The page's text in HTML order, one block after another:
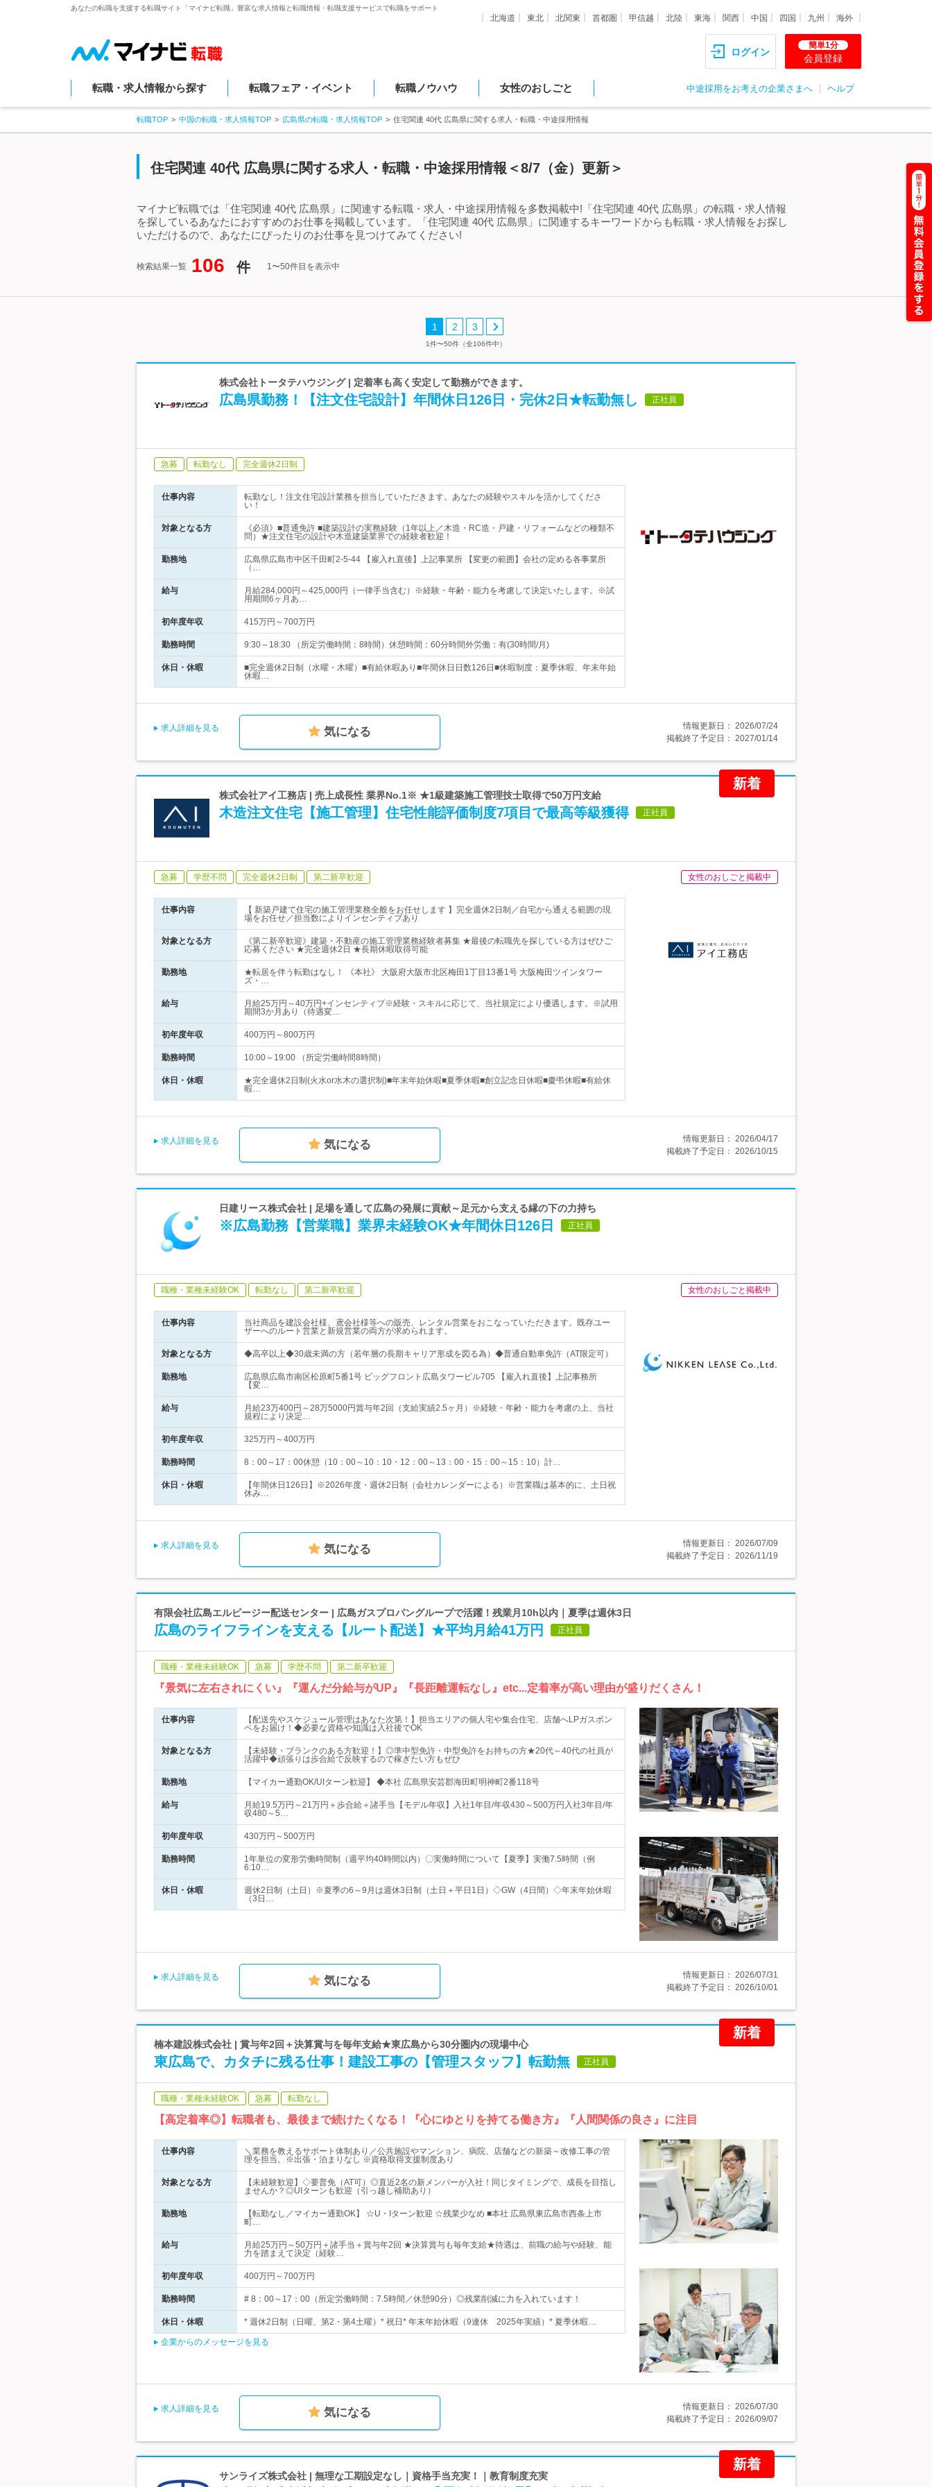
あなたの転職を支援する転職サイト「マイナビ転職」豊富な求人情報と転職情報・転職支援サービスで転職をサポート
北海道 東北 北関東 首都圏 甲信越 北陸 東海 関西 中国 四国 九州 海外
ログイン
簡単1分
会員登録
転職・求人情報から探す 転職フェア・イベント 転職ノウハウ 女性のおしごと 中途採用をお考えの企業さまへ ヘルプ
転職TOP 中国の転職・求人情報TOP 広島県の転職・求人情報TOP 住宅関連 40代 広島県に関する求人・転職・中途採用情報
住宅関連 40代 広島県に関する求人・転職・中途採用情報＜8/7（金）更新＞
マイナビ転職では「住宅関連 40代 広島県」に関連する転職・求人・中途採用情報を多数掲載中!「住宅関連 40代 広島県」の転職・求人情報
を探しているあなたにおすすめのお仕事を掲載しています。「住宅関連 40代 広島県」に関連するキーワードからも転職・求人情報をお探し
いただけるので、あなたにぴったりのお仕事を見つけてみてください!
検索結果一覧 106 件 1〜50件目を表示中
1 2 3
1件〜50件（全106件中）
株式会社トータテハウジング | 定着率も高く安定して勤務ができます。
広島県勤務！【注文住宅設計】年間休日126日・完休2日★転勤無し 正社員
急募 転勤なし 完全週休2日制
仕事内容
転勤なし！注文住宅設計業務を担当していただきます。あなたの経験やスキルを活かしてくださ
い！
対象となる方
《必須》■普通免許 ■建築設計の実務経験（1年以上／木造・RC造・戸建・リフォームなどの種類不
問）★注文住宅の設計や木造建築業界での経験者歓迎！
勤務地
広島県広島市中区千田町2-5-44 【雇入れ直後】上記事業所 【変更の範囲】会社の定める各事業所
（…
給与
月給284,000円～425,000円（一律手当含む）※経験・年齢・能力を考慮して決定いたします。※試
用期間6ヶ月あ…
初年度年収 415万円～700万円
勤務時間 9:30～18:30 （所定労働時間：8時間）休憩時間：60分時間外労働：有(30時間/月)
休日・休暇
■完全週休2日制（水曜・木曜）■有給休暇あり■年間休日日数126日■休暇制度：夏季休暇、年末年始
休暇…
求人詳細を見る 気になる 情報更新日： 2026/07/24
掲載終了予定日： 2027/01/14
新着
株式会社アイ工務店 | 売上成長性 業界No.1※ ★1級建築施工管理技士取得で50万円支給
木造注文住宅【施工管理】住宅性能評価制度7項目で最高等級獲得 正社員
急募 学歴不問 完全週休2日制 第二新卒歓迎 女性のおしごと掲載中
仕事内容
【 新築戸建て住宅の施工管理業務全般をお任せします 】完全週休2日制／自宅から通える範囲の現
場をお任せ／担当数によりインセンティブあり
対象となる方
《第二新卒歓迎》建築・不動産の施工管理業務経験者募集 ★最後の転職先を探している方はぜひご
応募ください ★完全週休2日 ★長期休暇取得可能
勤務地
★転居を伴う転勤はなし！ 《本社》 大阪府大阪市北区梅田1丁目13番1号 大阪梅田ツインタワー
ズ・…
給与
月給25万円～40万円+インセンティブ※経験・スキルに応じて、当社規定により優遇します。※試用
期間3か月あり（待遇変…
初年度年収 400万円～800万円
勤務時間 10:00～19:00 （所定労働時間8時間）
休日・休暇
★完全週休2日制(火水or水木の選択制)■年末年始休暇■夏季休暇■創立記念日休暇■慶弔休暇■有給休
暇…
求人詳細を見る 気になる 情報更新日： 2026/04/17
掲載終了予定日： 2026/10/15
日建リース株式会社 | 足場を通して広島の発展に貢献～足元から支える縁の下の力持ち
※広島勤務【営業職】業界未経験OK★年間休日126日 正社員
職種・業種未経験OK 転勤なし 第二新卒歓迎 女性のおしごと掲載中
仕事内容
当社商品を建設会社様、鳶会社様等への販売、レンタル営業をおこなっていただきます。既存ユー
ザーへのルート営業と新規営業の両方が求められます。
対象となる方 ◆高卒以上◆30歳未満の方（若年層の長期キャリア形成を図る為）◆普通自動車免許（AT限定可）
勤務地
広島県広島市南区松原町5番1号 ビッグフロント広島タワービル705 【雇入れ直後】上記事務所
【変…
給与
月給23万400円～28万5000円賞与年2回（支給実績2.5ヶ月）※経験・年齢・能力を考慮の上、当社
規程により決定…
初年度年収 325万円～400万円
勤務時間 8：00～17：00休憩（10：00～10：10・12：00～13：00・15：00～15：10）計…
休日・休暇
【年間休日126日】※2026年度・週休2日制（会社カレンダーによる）※営業職は基本的に、土日祝
休み…
求人詳細を見る 気になる 情報更新日： 2026/07/09
掲載終了予定日： 2026/11/19
有限会社広島エルピージー配送センター | 広島ガスプロパングループで活躍！残業月10h以内｜夏季は週休3日
広島のライフラインを支える【ルート配送】★平均月給41万円 正社員
職種・業種未経験OK 急募 学歴不問 第二新卒歓迎
『景気に左右されにくい』『運んだ分給与がUP』『長距離運転なし』etc...定着率が高い理由が盛りだくさん！
仕事内容
【配送先やスケジュール管理はあなた次第！】担当エリアの個人宅や集合住宅、店舗へLPガスボン
ベをお届け！◆必要な資格や知識は入社後でOK
対象となる方
【未経験・ブランクのある方歓迎！】◎準中型免許・中型免許をお持ちの方★20代～40代の社員が
活躍中◆頑張りは歩合給で反映するので稼ぎたい方もぜひ
勤務地 【マイカー通勤OK/UIターン歓迎】 ◆本社 広島県安芸郡海田町明神町2番118号
給与
月給19.5万円～21万円＋歩合給＋諸手当【モデル年収】入社1年目/年収430～500万円入社3年目/年
収480～5…
初年度年収 430万円～500万円
勤務時間
1年単位の変形労働時間制（週平均40時間以内）〇実働時間について【夏季】実働7.5時間（例
6:10…
休日・休暇
週休2日制（土日）※夏季の6～9月は週休3日制（土日＋平日1日）◇GW（4日間）◇年末年始休暇
（3日…
求人詳細を見る 気になる 情報更新日： 2026/07/31
掲載終了予定日： 2026/10/01
新着
楠本建設株式会社 | 賞与年2回＋決算賞与を毎年支給★東広島から30分圏内の現場中心
東広島で、カタチに残る仕事！建設工事の【管理スタッフ】転勤無 正社員
職種・業種未経験OK 急募 転勤なし
【高定着率◎】転職者も、最後まで続けたくなる！『心にゆとりを持てる働き方』『人間関係の良さ』に注目
仕事内容
＼業務を教えるサポート体制あり／公共施設やマンション、病院、店舗などの新築～改修工事の管
理を担当。※出張・泊まりなし ※資格取得支援制度あり
対象となる方
【未経験歓迎】◇要普免（AT可）◎直近2名の新メンバーが入社！同じタイミングで、成長を目指し
ませんか？◎UIターンも歓迎（引っ越し補助あり）
勤務地
【転勤なし／マイカー通勤OK】 ☆U・Iターン歓迎 ☆残業少なめ ■本社 広島県東広島市西条上市
町…
給与
月給25万円～50万円＋諸手当＋賞与年2回 ★決算賞与も毎年支給★待遇は、前職の給与や経験、能
力を踏まえて決定（経験…
初年度年収 400万円～700万円
勤務時間 # 8：00～17：00（所定労働時間：7.5時間／休憩90分）◎残業削減に力を入れています！
休日・休暇 * 週休2日制（日曜、第2・第4土曜）* 祝日* 年末年始休暇（9連休 2025年実績）* 夏季休暇…
企業からのメッセージを見る
求人詳細を見る 気になる 情報更新日： 2026/07/30
掲載終了予定日： 2026/09/07
新着
サンライズ株式会社 | 無理な工期設定なし｜資格手当充実！｜教育制度充実